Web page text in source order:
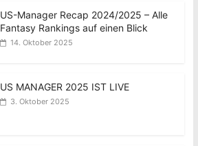
US-Manager Recap 2024/2025 – Alle
Fantasy Rankings auf einen Blick
14. Oktober 2025
US MANAGER 2025 IST LIVE
3. Oktober 2025